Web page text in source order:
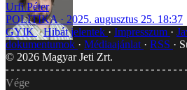
Urfi Péter
POLITIKA
2025. augusztus 25. 18:37
GYIK Hibát jelentek Impresszum
dokumentumok
Médiaajánlat RSS
© 2026 Magyar Jeti Zrt.
Vége